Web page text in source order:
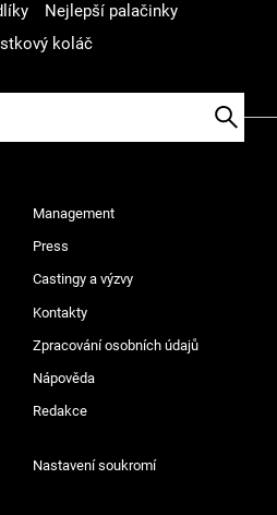
Nejlepší palačinky
koláč
Management
Press
Castingy a výzvy
Kontakty
Zpracování osobních údajů
Nápověda
Redakce
Nastavení soukromí